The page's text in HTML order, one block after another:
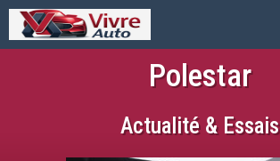
Polestar
Actualité & Essais